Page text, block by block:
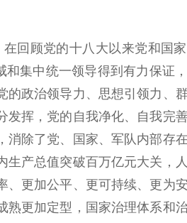
回顾党的十八大以来党和国
集中统一领导得到有力保证
政治领导力、思想引领力、
挥，党的自我净化、自我完
除了党、国家、军队内部存
产总值突破百万亿元大关，
更加公平、更可持续、更为
更加定型，国家治理体系和